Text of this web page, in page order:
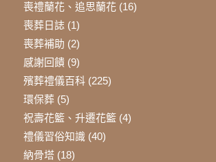
喪禮蘭花、追思蘭花(16)
喪葬日誌(1)
喪葬補助 (2)
感謝回饋(9)
殯葬禮儀百科(225)
環保葬(5)
祝壽花籃、升遷花籃(4)
禮儀習俗知識(40)
納骨塔(18)